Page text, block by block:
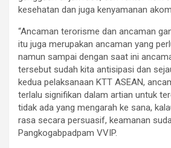
kesehatan dan juga kenyamanan
“Ancaman terorisme dan ancaman
itu juga merupakan ancaman yang
namun sampai dengan saat ini
tersebut sudah kita antisipasi dan
kedua pelaksanaan KTT ASEAN,
terlalu signifikan dalam artian untuk
tidak ada yang mengarah ke sana,
rasa secara persuasif, keamanan
Pangkogabpadpam VVIP.